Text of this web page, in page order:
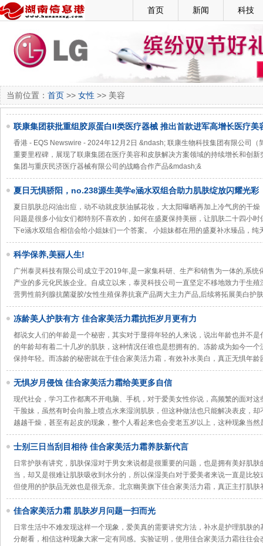
首页 新闻 科技
当前位置： 首页 >> 女性 >> 美容
联康集团获批重组胶原蛋白II类医疗器械 推出首款进军高增长医疗美
——肌颜态®
香港 - EQS Newswire - 2024年12月2日 &ndash; 联康生物科技集团有限公司（
重要里程碑，展现了联康集团在医疗美容和皮肤解决方案领域的持续增长和创
集团与重庆民济医疗器械有限公司的战略合作产品&mdash;&
夏日无惧骄阳，no.238源生美学e涵水双组合助力肌肤绽放闪耀光彩
夏日肌肤总闷油出痘，动不动就皮肤油腻花妆，大太阳曝晒再加上冷气房的干
问题是很多小仙女们都特别不喜欢的，如何在盛夏保持美丽，让肌肤二十四小
下e涵水双组合相信会给小姐妹们一个答案。 小姐妹都在用的盛夏补水臻品，纯
科学保养,美丽人生!
广州泰灵科技有限公司成立于2019年,是一家集科研、生产和销售为一体的,系
产业的多元化民族企业。自成立以来，泰灵科技公司一直坚定不移地致力于生
营男性前列腺抗菌凝胶/女性生殖保养抗衰产品两大主力产品,后续将拓展美白护
冻龄美人护肤有方 佳合家美活力霜抗拒岁月更有力
都说女人们的年龄是一个秘密，其实对于显得年轻的人来说，说出年龄也并不
的年龄却有着二十几岁的肌肤，这种情况任谁也是想拥有的。冻龄成为如今一
保持年轻。而冻龄的秘密就在于佳合家美活力霜，有效补水美白，真正无惧年龄
无惧岁月侵蚀 佳合家美活力霜给美更多自信
现代社会，学习工作都离不开电脑、手机，对于爱美女性你说，高频繁的面对
干脸妹，虽然有时会向脸上喷点水来湿润肌肤，但这种做法也只能解决表皮，
越越干燥，甚至有起皮的现象，整个人看起来也会变老五岁以上，这种现象当然
士别三日当刮目相待 佳合家美活力霜养肤新代言
日常护肤有讲究，肌肤保湿对于男女来说都是很重要的问题，也是拥有美好肌
当，却又是很难让肌肤吸收到水分的，所以保湿美白对于爱美者来说一直是比
但使用的护肤品无效也是很无奈。北京幽美旗下佳合家美活力霜，真正主打肌肤
佳合家美活力霜 肌肤岁月问题一扫而光
日常生活中不难发现这样一个现象，爱美真的需要讲究方法，补水是护理肌肤
分耐看，相信这种现象大家一定有同感。实验证明，使用佳合家美活力霜往往